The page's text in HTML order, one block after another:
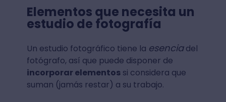
Elementos que necesita un
estudio de fotografía
Un estudio fotográfico tiene la esenciadel
fotógrafo, así que puede disponer de
incorporar elementossi considera que
suman (jamás restar) a su trabajo.